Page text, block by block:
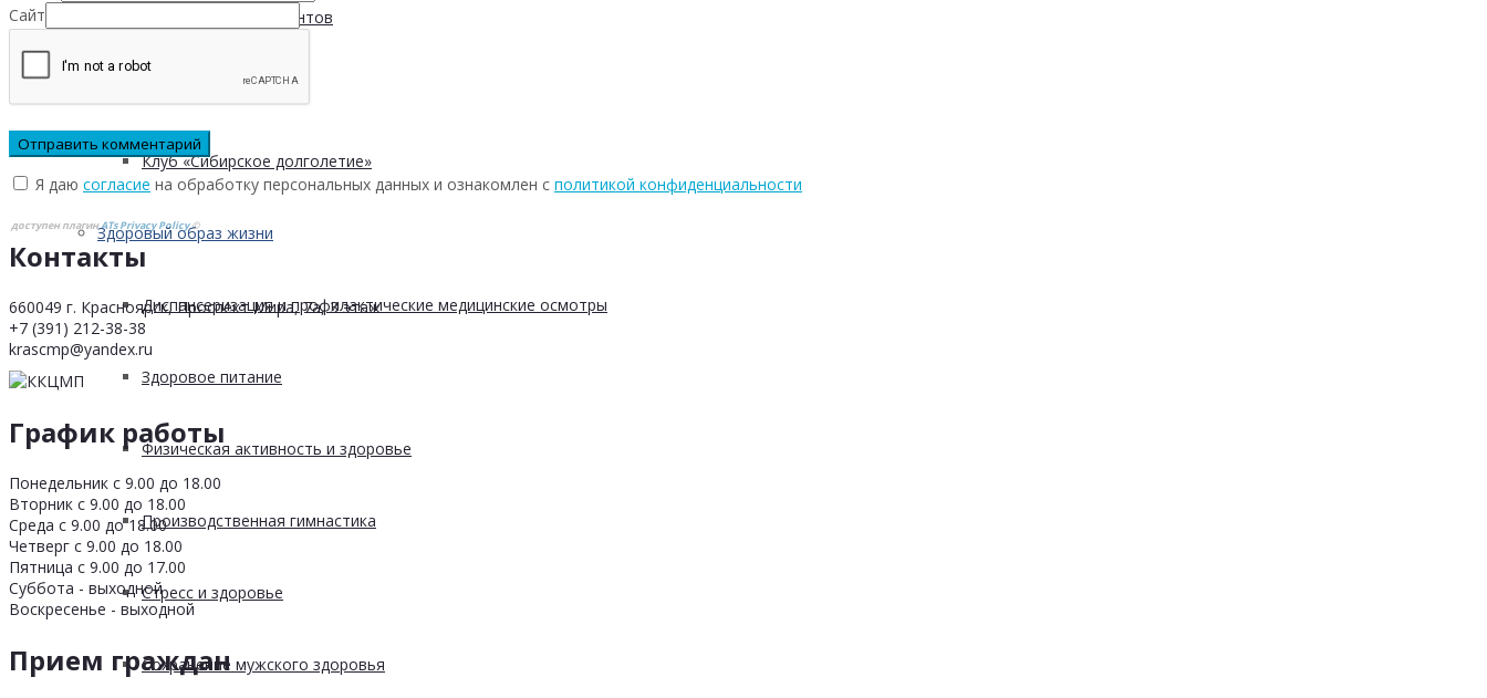
Безопасность пациентов
Клуб «Сибирское долголетие»
Здоровый образ жизни
Диспансеризация и профилактические медицинские осмотры
Здоровое питание
Физическая активность и здоровье
Производственная гимнастика
Стресс и здоровье
Сохранение мужского здоровья
Сайт
Я даю согласие на обработку персональных данных и ознакомлен с политикой конфиденциальности
доступен плагинATs Privacy Policy©
Контакты
660049 г. Красноярск, Проспект Мира, 7а, 3 этаж
+7 (391) 212-38-38
krascmp@yandex.ru
График работы
Понедельник с 9.00 до 18.00
Вторник с 9.00 до 18.00
Среда с 9.00 до 18.00
Четверг с 9.00 до 18.00
Пятница с 9.00 до 17.00
Суббота - выходной
Воскресенье - выходной
Прием граждан